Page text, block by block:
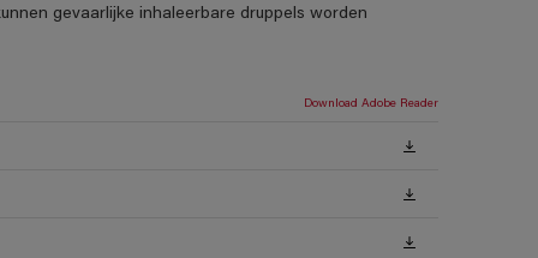
gevaarlijke inhaleerbare druppels worden
Download Adobe Reader